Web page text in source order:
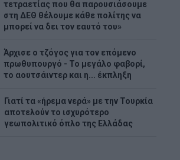
τετραετίας που θα παρουσιάσουμε
στη ΔΕΘ θέλουμε κάθε πολίτης να
μπορεί να δει τον εαυτό του»
Άρχισε ο τζόγος για τον επόμενο
πρωθυπουργό - Το μεγάλο φαβορί,
το αουτσάιντερ και η... έκπληξη
Γιατί τα «ήρεμα νερά» με την Τουρκία
αποτελούν το ισχυρότερο
γεωπολιτικό όπλο της Ελλάδας